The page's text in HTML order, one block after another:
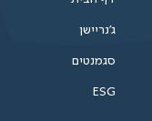
ג'נריישן
סגמנטים
ESG